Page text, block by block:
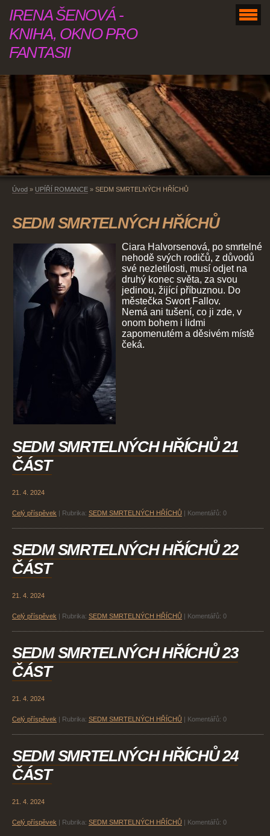
IRENA ŠENOVÁ -
KNIHA, OKNO PRO
FANTASII
Úvod » UPÍŘÍ ROMANCE » SEDM SMRTELNÝCH HŘÍCHŮ
SEDM SMRTELNÝCH HŘÍCHŮ
Ciara Halvorsenová, po smrtelné
nehodě svých rodičů, z důvodů
své nezletilosti, musí odjet na
druhý konec světa, za svou
jedinou, žijící příbuznou. Do
městečka Swort Fallov.
Nemá ani tušení, co ji zde, v
onom bohem i lidmi
zapomenutém a děsivém místě
čeká.
SEDM SMRTELNÝCH HŘÍCHŮ 21
ČÁST
21. 4. 2024
Celý příspěvek Rubrika: SEDM SMRTELNÝCH HŘÍCHŮ Komentářů: 0
SEDM SMRTELNÝCH HŘÍCHŮ 22
ČÁST
21. 4. 2024
Celý příspěvek Rubrika: SEDM SMRTELNÝCH HŘÍCHŮ Komentářů: 0
SEDM SMRTELNÝCH HŘÍCHŮ 23
ČÁST
21. 4. 2024
Celý příspěvek Rubrika: SEDM SMRTELNÝCH HŘÍCHŮ Komentářů: 0
SEDM SMRTELNÝCH HŘÍCHŮ 24
ČÁST
21. 4. 2024
Celý příspěvek Rubrika: SEDM SMRTELNÝCH HŘÍCHŮ Komentářů: 0